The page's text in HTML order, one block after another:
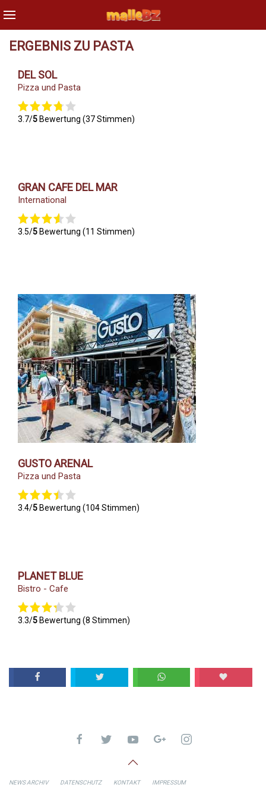
ERGEBNIS ZU PASTA
DEL SOL
Pizza und Pasta
3.7/5 Bewertung (37 Stimmen)
GRAN CAFE DEL MAR
International
3.5/5 Bewertung (11 Stimmen)
GUSTO ARENAL
Pizza und Pasta
3.4/5 Bewertung (104 Stimmen)
PLANET BLUE
Bistro - Cafe
3.3/5 Bewertung (8 Stimmen)
NEWS ARCHIV DATENSCHUTZ KONTAKT IMPRESSUM